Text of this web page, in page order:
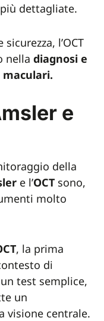
dettagliate.
l’OCT
nella diagnosi e
e
della
e l’OCT sono,
molto
, la prima
di
test semplice,
un
visione centrale.